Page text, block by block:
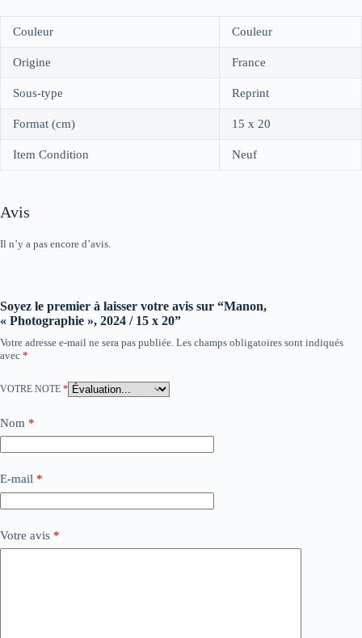
Couleur Couleur
Origine France
Sous-type Reprint
Format (cm) 15 x 20
Item Condition Neuf
Avis
Il n’y a pas encore d’avis.
Soyez le premier à laisser votre avis sur “Manon,
« Photographie », 2024 / 15 x 20”
Votre adresse e-mail ne sera pas publiée. Les champs obligatoires sont indiqués
avec *
VOTRE NOTE *
Nom *
E-mail *
Votre avis *